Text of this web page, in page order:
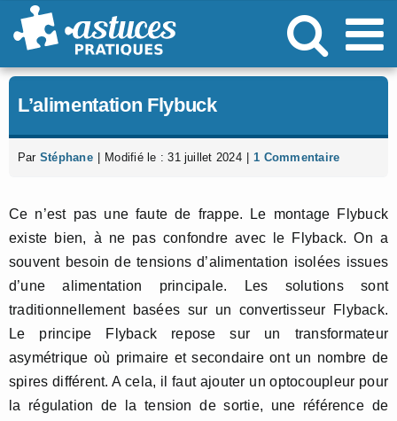
Passer
au
L’alimentation Flybuck
Par Stéphane Modifié le : 31 juillet 2024 1 Commentaire
Ce n’est pas une faute de frappe. Le montage Flybuck
existe bien, à ne pas confondre avec le Flyback. On a
souvent besoin de tensions d’alimentation isolées issues
d’une alimentation principale. Les solutions sont
traditionnellement basées sur un convertisseur Flyback.
Le principe Flyback repose sur un transformateur
asymétrique où primaire et secondaire ont un nombre de
spires différent. A cela, il faut ajouter un optocoupleur pour
la régulation de la tension de sortie, une référence de